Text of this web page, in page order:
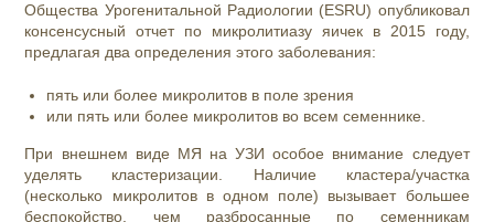
Общества Урогенитальной Радиологии (ESRU) опубликовал
консенсусный отчет по микролитиазу яичек в 2015 году,
предлагая два определения этого заболевания:
пять или более микролитов в поле зрения
или пять или более микролитов во всем семеннике.
При внешнем виде МЯ на УЗИ особое внимание следует
уделять кластеризации. Наличие кластера/участка
(несколько микролитов в одном поле) вызывает большее
беспокойство, чем разбросанные по семенникам